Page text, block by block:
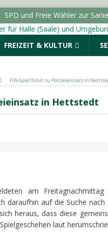
Pkw-Kontrolle führt zu
Sonderausstellung “Die
- HALLE (SAALE) &
INFO
erfinden”
FREIZEIT & KULTUR
Fifa-Spiel führt zu Polizeieinsatz in
in Hettstedt
am
daraufhin auf die Suche
heraus, dass diese
laut